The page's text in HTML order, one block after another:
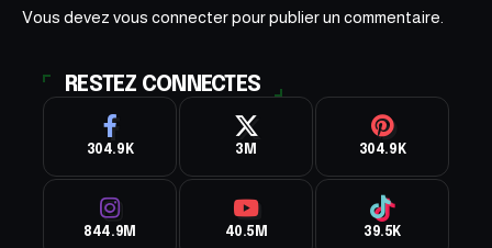
Vous devez vous connecterpour publier un commentaire.
RESTEZ CONNECTES
304.9K 3M 304.9K
844.9M 40.5M 39.5K